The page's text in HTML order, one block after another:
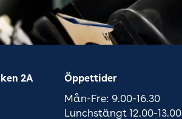
2A Öppettider
Mån-Fre: 9.00-16.30
Lunchstängt 12.00-13.00